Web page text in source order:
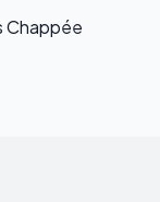
Chappée